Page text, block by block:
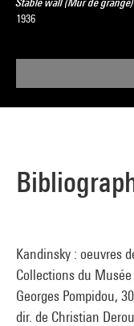
1936
Kandinsky : oeuvres
Collections du
Georges Pompidou,
dir. de Christian